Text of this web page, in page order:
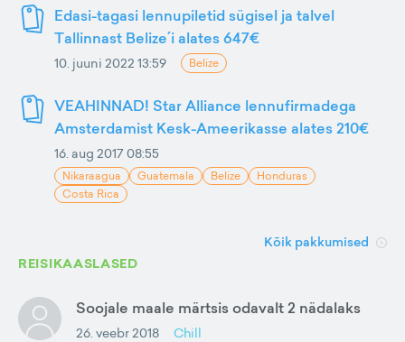
Edasi-tagasi lennupiletid sügisel ja talvel
Tallinnast Belize´i alates 647€
10. juuni 2022 13:59 Belize
VEAHINNAD! Star Alliance lennufirmadega
Amsterdamist Kesk-Ameerikasse alates 210€
16. aug 2017 08:55
Nikaraagua Guatemala Belize
Honduras
Costa Rica
Kõik pakkumised
REISIKAASLASED
Soojale maale märtsis odavalt 2 nädalaks
26. veebr 2018 Chill